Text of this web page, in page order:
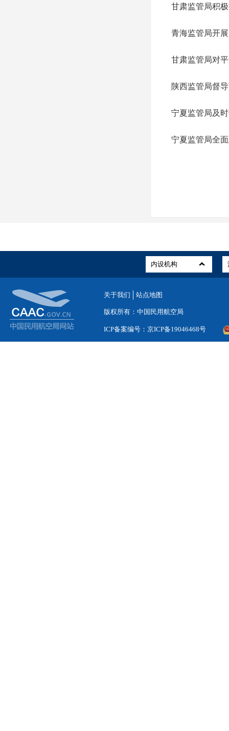
甘肃监管局积
青海监管局开
甘肃监管局对
陕西监管局督
宁夏监管局及
宁夏监管局全
关于我们 站点地图
版权所有：中国民用航空局
ICP备案编号：京ICP备19046468号